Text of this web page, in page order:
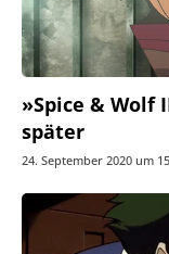
»Spice & Wolf
später
24. September 2020 um